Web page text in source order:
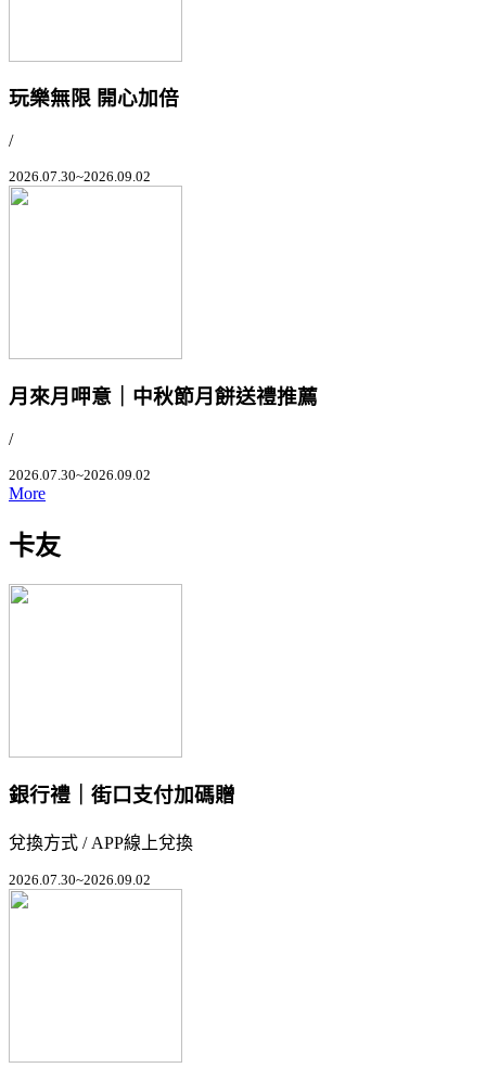
玩樂無限 開心加倍
/
2026.07.30~2026.09.02
月來月呷意｜中秋節月餅送禮推薦
/
2026.07.30~2026.09.02
More
卡友
銀行禮｜街口支付加碼贈
兌換方式 / APP線上兌換
2026.07.30~2026.09.02